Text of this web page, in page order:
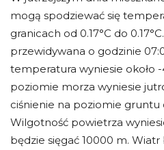
mogą spodziewać się
granicach od 0.17°C do
przewidywana o godzinie
temperatura wyniesie około -
poziomie morza wyniesie
ciśnienie na poziomie gruntu
Wilgotność powietrza
będzie sięgać 10000 m. Wiatr